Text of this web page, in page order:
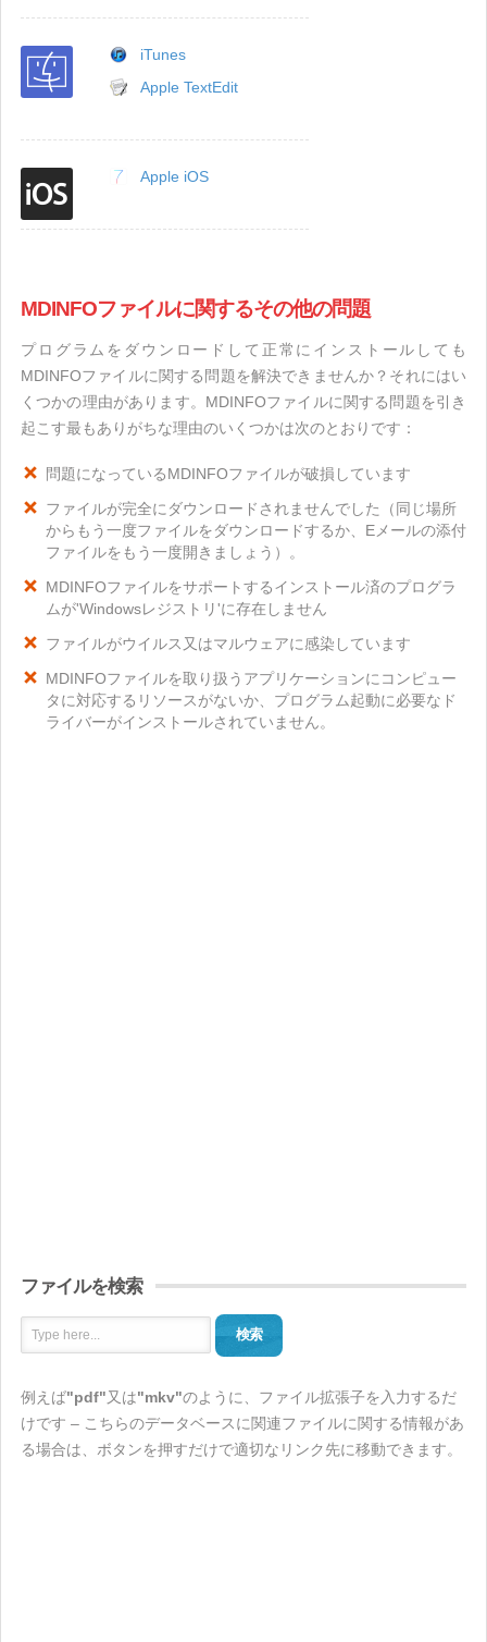
iTunes
Apple TextEdit
Apple iOS
MDINFOファイルに関するその他の問題
プログラムをダウンロードして正常にインストールしても
MDINFOファイルに関する問題を解決できませんか？それにはい
くつかの理由があります。MDINFOファイルに関する問題を引き
起こす最もありがちな理由のいくつかは次のとおりです：
問題になっているMDINFOファイルが破損しています
ファイルが完全にダウンロードされませんでした（同じ場所
からもう一度ファイルをダウンロードするか、Eメールの添付
ファイルをもう一度開きましょう）。
MDINFOファイルをサポートするインストール済のプログラ
ムが'Windowsレジストリ'に存在しません
ファイルがウイルス又はマルウェアに感染しています
MDINFOファイルを取り扱うアプリケーションにコンピュー
タに対応するリソースがないか、プログラム起動に必要なド
ライバーがインストールされていません。
ファイルを検索
検索
例えば"pdf"又は"mkv"のように、ファイル拡張子を入力するだ
けです – こちらのデータベースに関連ファイルに関する情報があ
る場合は、ボタンを押すだけで適切なリンク先に移動できます。